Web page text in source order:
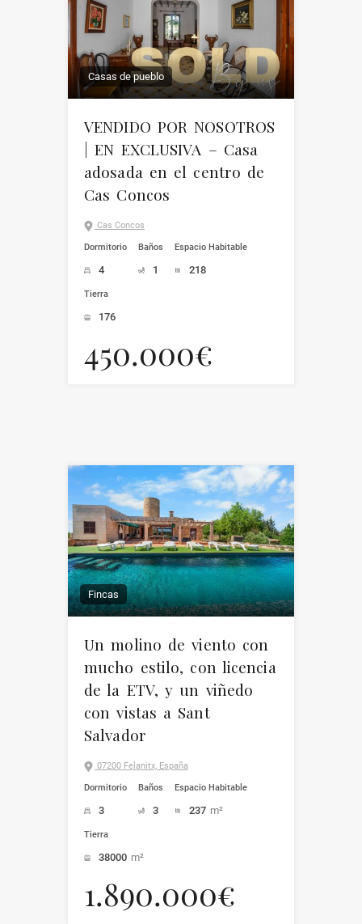
Casas de pueblo
VENDIDO POR NOSOTROS
| EN EXCLUSIVA – Casa
adosada en el centro de
Cas Concos
Cas Concos
Dormitorio
4
Baños
1
Espacio Habitable
218
Tierra
176
450.000€
Fincas
Un molino de viento con
mucho estilo, con licencia
de la ETV, y un viñedo
con vistas a Sant
Salvador
07200 Felanitx, España
Dormitorio
3
Baños
3
Espacio Habitable
237 m²
Tierra
38000 m²
1.890.000€